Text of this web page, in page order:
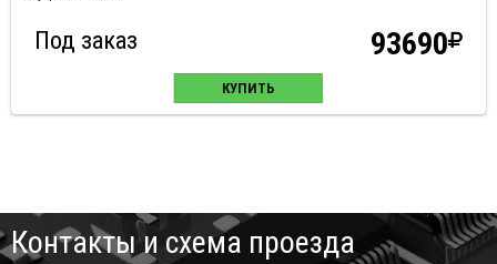
Под заказ 93690
КУПИТЬ
Контакты и схема проезда